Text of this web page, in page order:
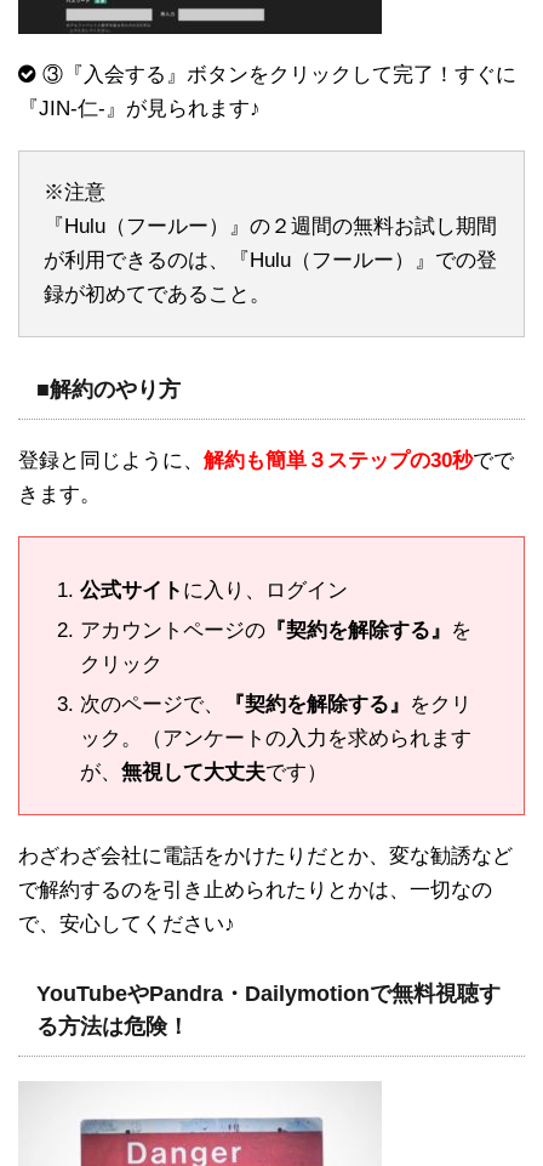
③『入会する』ボタンをクリックして完了！すぐに
『JIN-仁-』が見られます♪
※注意
『Hulu（フールー）』の２週間の無料お試し期間
が利用できるのは、『Hulu（フールー）』での登
録が初めてであること。
■解約のやり方
登録と同じように、 解約も簡単３ステップの30秒でで
きます。
公式サイト に入り、ログイン
アカウントページの 『契約を解除する』 を
クリック
次のページで、
『契約を解除する』 をクリ
ック。（アンケートの入力を求められます
が、 無視して大丈夫です）
わざわざ会社に電話をかけたりだとか、変な勧誘など
で解約するのを引き止められたりとかは、一切なの
で、安心してください♪
YouTubeやPandra・Dailymotionで無料視聴す
る方法は危険！